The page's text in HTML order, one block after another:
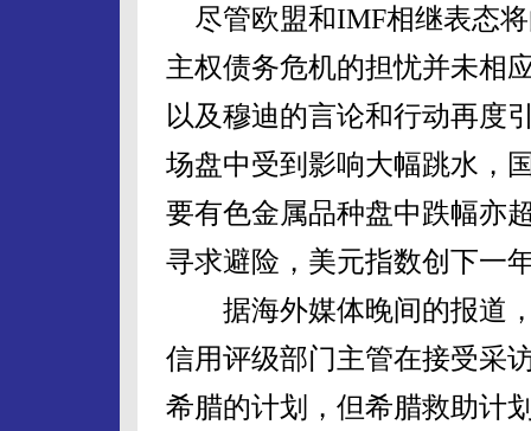
尽管欧盟和IMF相继表态
主权债务危机的担忧并未相
以及穆迪的言论和行动再度
场盘中受到影响大幅跳水，
要有色金属品种盘中跌幅亦
寻求避险，美元指数创下一
据海外媒体晚间的报道，
信用评级部门主管在接受采
希腊的计划，但希腊救助计